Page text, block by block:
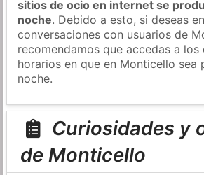
sitios de ocio en internet se
noche. Debido a esto, si deseas
conversaciones con usuarios de
recomendamos que accedas a los
horarios en que en Monticello sea
noche.
Curiosidades y
de Monticello